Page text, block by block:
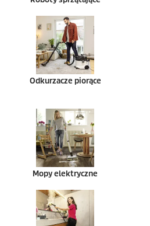
Odkurzacze piorące
Mopy elektryczne